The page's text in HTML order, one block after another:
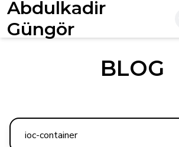
Abdulkadir
Güngör
BLOG